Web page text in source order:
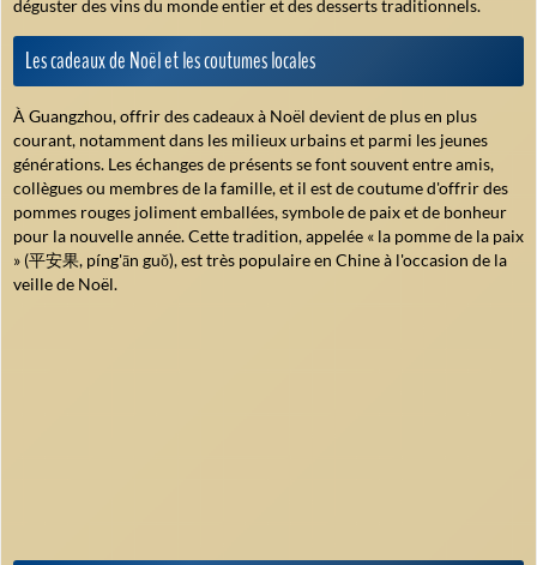
déguster des vins du monde entier et des desserts traditionnels.
Les cadeaux de Noël et les coutumes locales
À Guangzhou, offrir des cadeaux à Noël devient de plus en plus
courant, notamment dans les milieux urbains et parmi les jeunes
générations. Les échanges de présents se font souvent entre amis,
collègues ou membres de la famille, et il est de coutume d'offrir des
pommes rouges joliment emballées, symbole de paix et de bonheur
pour la nouvelle année. Cette tradition, appelée « la pomme de la paix
» (平安果, píng'ān guǒ), est très populaire en Chine à l'occasion de la
veille de Noël.